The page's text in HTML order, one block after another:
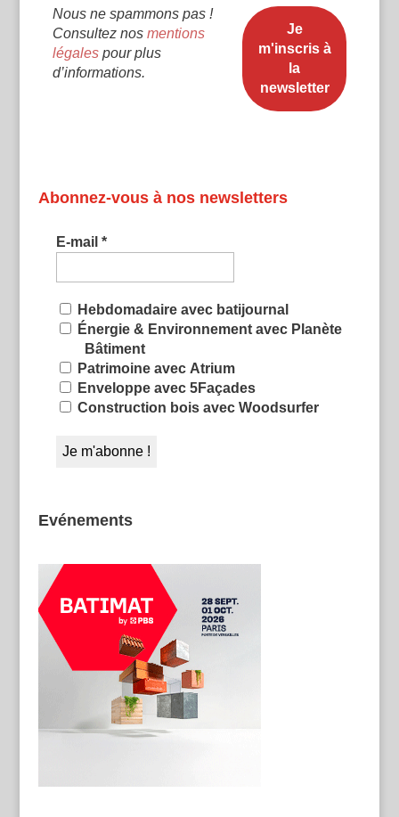
Nous ne spammons pas !
Consultez nos mentions
légalespour plus
d’informations.
Abonnez-vous à nos newsletters
E-mail *
Hebdomadaire avec batijournal
Énergie & Environnement avec Planète
Bâtiment
Patrimoine avec Atrium
Enveloppe avec 5Façades
Construction bois avec Woodsurfer
Evénements